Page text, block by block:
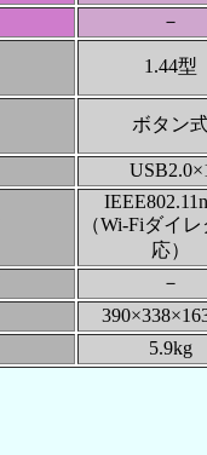
－
1.44型
ボタン
（Wi-Fiダイ
応）
－
5.9kg